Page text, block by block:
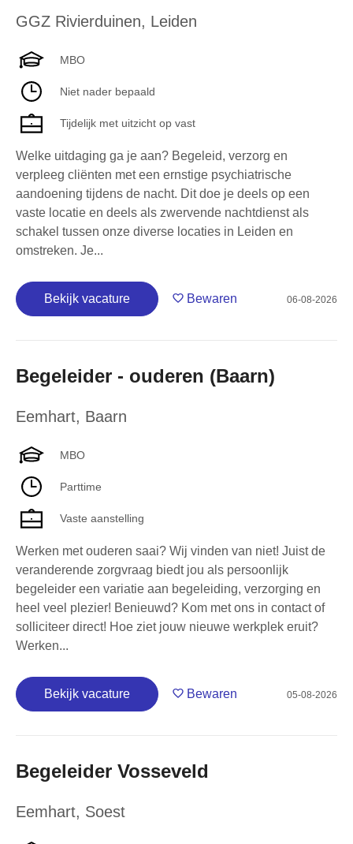
GGZ Rivierduinen, Leiden
MBO
Niet nader bepaald
Tijdelijk met uitzicht op vast
Welke uitdaging ga je aan? Begeleid, verzorg en
verpleeg cliënten met een ernstige psychiatrische
aandoening tijdens de nacht. Dit doe je deels op een
vaste locatie en deels als zwervende nachtdienst als
schakel tussen onze diverse locaties in Leiden en
omstreken. Je...
Bekijk vacature Bewaren 06-08-2026
Begeleider - ouderen (Baarn)
Eemhart, Baarn
MBO
Parttime
Vaste aanstelling
Werken met ouderen saai? Wij vinden van niet! Juist de
veranderende zorgvraag biedt jou als persoonlijk
begeleider een variatie aan begeleiding, verzorging en
heel veel plezier! Benieuwd? Kom met ons in contact of
solliciteer direct! Hoe ziet jouw nieuwe werkplek eruit?
Werken...
Bekijk vacature Bewaren 05-08-2026
Begeleider Vosseveld
Eemhart, Soest